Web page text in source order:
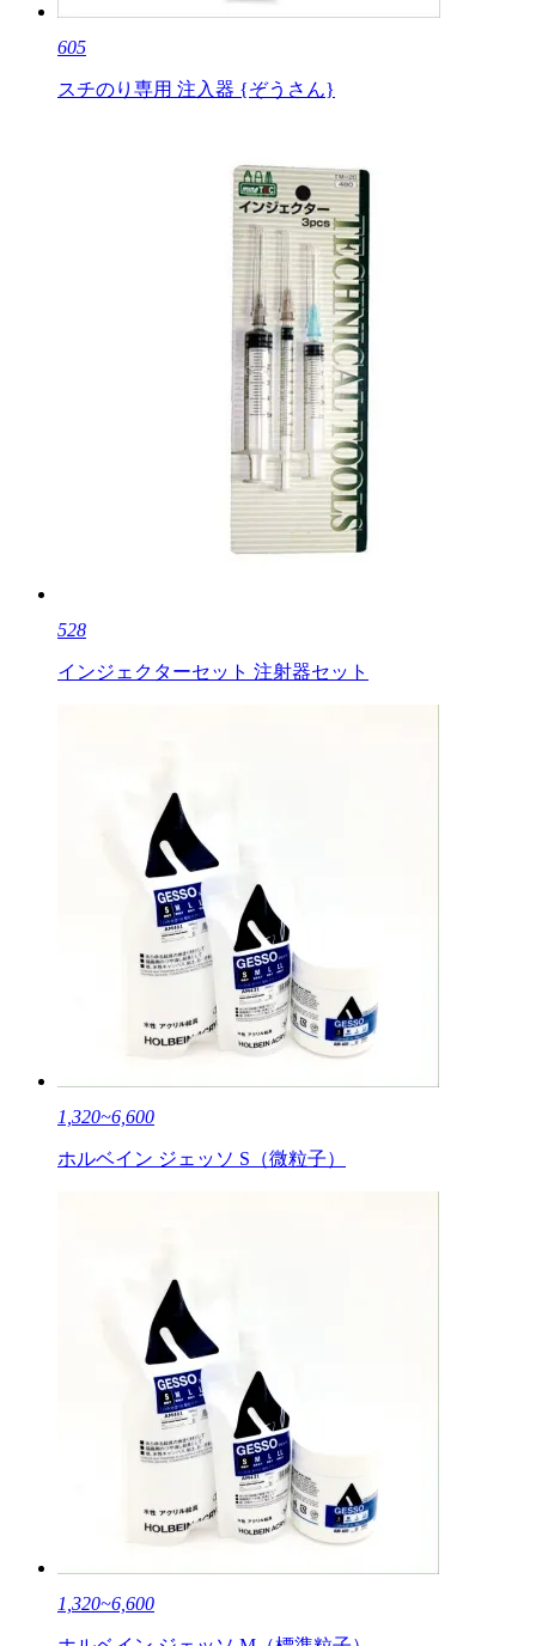
605
スチのり専用 注入器 {ぞうさん}
528
インジェクターセット 注射器セット
1,320~6,600
ホルベイン ジェッソ S（微粒子）
1,320~6,600